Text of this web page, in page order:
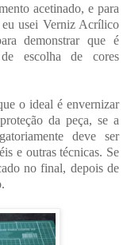
acetinado, e para
eu usei Verniz Acrílico
demonstrar que é
escolha de cores
o ideal é envernizar
da peça, se a
deve ser
e outras técnicas. Se
no final, depois de